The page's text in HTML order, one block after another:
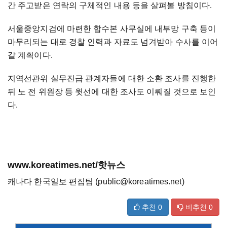
간 주고받은 연락의 구체적인 내용 등을 살펴볼 방침이다.
서울중앙지검에 마련한 합수본 사무실에 내부망 구축 등이
마무리되는 대로 경찰 인력과 자료도 넘겨받아 수사를 이어
갈 계획이다.
지역선관위 실무진급 관계자들에 대한 소환 조사를 진행한
뒤 노 전 위원장 등 윗선에 대한 조사도 이뤄질 것으로 보인
다.
www.koreatimes.net/핫뉴스
캐나다 한국일보 편집팀 (public@koreatimes.net)
추천 0 비추천 0